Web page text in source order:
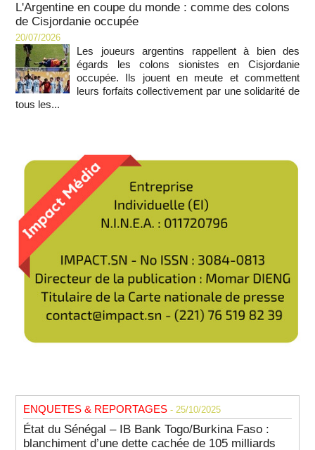
L'Argentine en coupe du monde : comme des colons
de Cisjordanie occupée
20/07/2026
Les joueurs argentins rappellent à bien des
égards les colons sionistes en Cisjordanie
occupée. Ils jouent en meute et commettent
leurs forfaits collectivement par une solidarité de
tous les...
ENQUETES & REPORTAGES - 25/10/2025
État du Sénégal – IB Bank Togo/Burkina Faso :
blanchiment d’une dette cachée de 105 milliards